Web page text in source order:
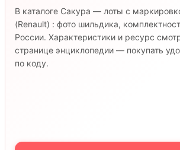
В каталоге Сакура — лоты с
(Renault) : фото шильдика,
России. Характеристики и ресурс
странице энциклопедии — покупать
по коду.